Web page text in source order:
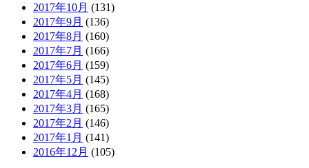
2017年10月 (131)
2017年9月 (136)
2017年8月 (160)
2017年7月 (166)
2017年6月 (159)
2017年5月 (145)
2017年4月 (168)
2017年3月 (165)
2017年2月 (146)
2017年1月 (141)
2016年12月 (105)